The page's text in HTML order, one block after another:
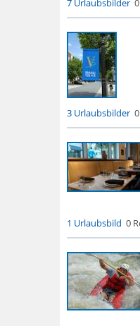
7 Urlaubsbilder
3 Urlaubsbilder
1 Urlaubsbild 0